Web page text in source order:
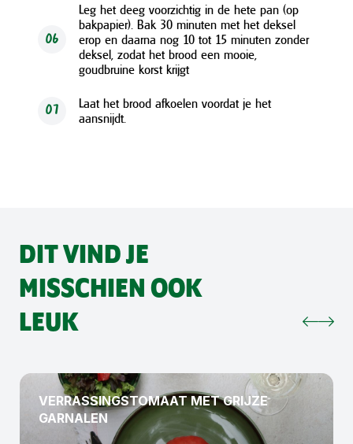
06
Leg het deeg voorzichtig in de hete pan (op
bakpapier). Bak 30 minuten met het deksel
erop en daarna nog 10 tot 15 minuten zonder
deksel, zodat het brood een mooie,
goudbruine korst krijgt
07
Laat het brood afkoelen voordat je het
aansnijdt.
DIT VIND JE
MISSCHIEN OOK
LEUK
VERRASSINGSTOMAAT MET GRIJZE
GARNALEN